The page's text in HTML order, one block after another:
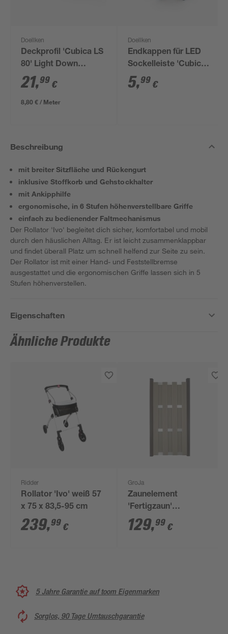
Doellken
Deckprofil 'Cubica LS
80' Light Down
anthrazit 250 x 8 x 2
cm
21,99 €
8,80 € / Meter
Doellken
Endkappen für LED
Sockelleiste 'Cubica
LS 80' anthrazit, 2
Stück
5,99 €
Beschreibung
mit breiter Sitzfläche und Rückengurt
inklusive Stoffkorb und Gehstockhalter
mit Ankipphilfe
ergonomische, in 6 Stufen höhenverstellbare Griffe
einfach zu bedienender Faltmechanismus
Der Rollator 'Ivo' begleitet dich sicher, komfortabel und mobil
durch den häuslichen Alltag. Er ist leicht zusammenklappbar
und findet überall Platz um schnell helfend zur Seite zu sein.
Der Rollator ist mit einer Hand- und Feststellbremse
ausgestattet und die ergonomischen Griffe lassen sich in 5
Stufen höhenverstellen.
Eigenschaften
Ähnliche Produkte
Ridder
Rollator 'Ivo' weiß 57
x 75 x 83,5-95 cm
239,99 €
GroJa
Zaunelement
'Fertigzaun'
BPC/Aluminium
hochkant Sandfarben
129,99 €
5 Jahre Garantie auf toom Eigenmarken
Sorglos, 90 Tage Umtauschgarantie